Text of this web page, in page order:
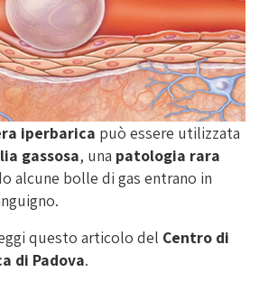
iperbarica può essere utilizzata
gassosa, una patologia rara
alcune bolle di gas entrano in
questo articolo del Centro di
di Padova.